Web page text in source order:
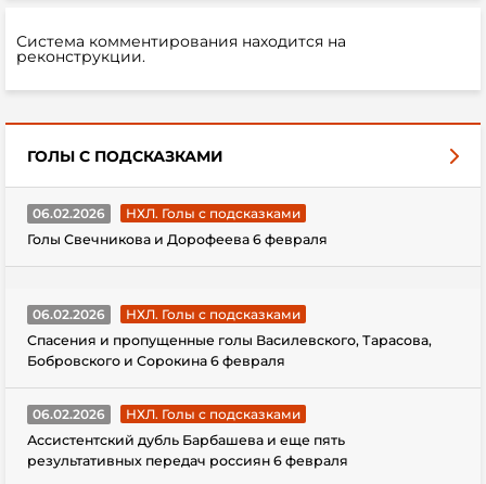
Система комментирования находится на
реконструкции.
ГОЛЫ С ПОДСКАЗКАМИ
06.02.2026
НХЛ. Голы с подсказками
Голы Свечникова и Дорофеева 6 февраля
06.02.2026
НХЛ. Голы с подсказками
Спасения и пропущенные голы Василевского, Тарасова,
Бобровского и Сорокина 6 февраля
06.02.2026
НХЛ. Голы с подсказками
Ассистентский дубль Барбашева и еще пять
результативных передач россиян 6 февраля